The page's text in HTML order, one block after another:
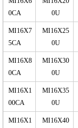
0CA
0U
MI16X7
5CA
MI16X25
0U
MI16X8
0CA
MI16X30
0U
MI16X1
00CA
MI16X35
0U
MI16X1
MI16X40